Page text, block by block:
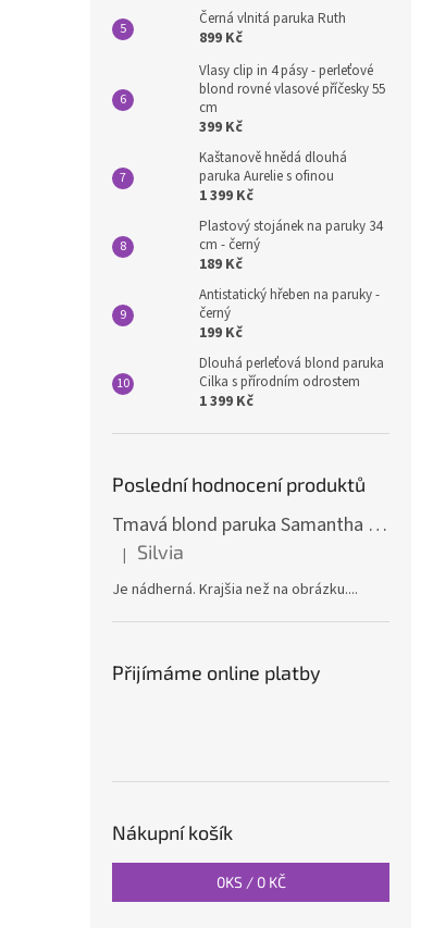
Černá vlnitá paruka Ruth
899 Kč
Vlasy clip in 4 pásy - perleťové
blond rovné vlasové příčesky 55
cm
399 Kč
Kaštanově hnědá dlouhá
paruka Aurelie s ofinou
1 399 Kč
Plastový stojánek na paruky 34
cm - černý
189 Kč
Antistatický hřeben na paruky -
černý
199 Kč
Dlouhá perleťová blond paruka
Cilka s přírodním odrostem
1 399 Kč
Poslední hodnocení produktů
Tmavá blond paruka Samantha s melíry
Hodnocení produktu je 5 z 5 hvězdiček.
| Silvia
Je nádherná. Krajšia než na obrázku....
Přijímáme online platby
Nákupní košík
0KS / 0 KČ